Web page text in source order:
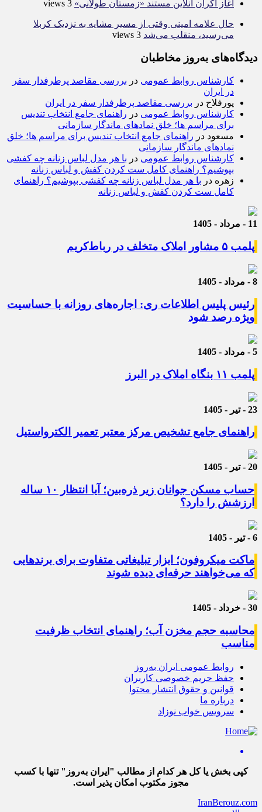
آغاز اکران آنلاین مستند «زمستان طولانی» 3 views
حال علامه امینی وقتی از مسیر مشایه به نزدیک کربلا
می‌رسید، منقلب می‌شد 3 views
دیدگاه‌های به‌روز مخاطبان
کارشناس روابط عمومی در بررسی مقاصد پرطرفدار سفر
در ایران
پورفلاح در بررسی مقاصد پرطرفدار سفر در ایران
کارشناس روابط عمومی در راهنمای جامع انتخاب تندیس
برای مراسم ها؛ خلق نمادهای ماندگار سازمانی
مسعود در راهنمای جامع انتخاب تندیس برای مراسم ها؛ خلق
نمادهای ماندگار سازمانی
کارشناس روابط عمومی در با هر مدل لباس زنانه چه کفشی
بپوشیم؟ راهنمای کامل ست کردن کفش و لباس زنانه
زهره در با هر مدل لباس زنانه چه کفشی بپوشیم؟ راهنمای
کامل ست کردن کفش و لباس زنانه
11 - مرداد - 1405
پلمب ۵ مشاور املاک متخلف در رباط‌کریم
8 - مرداد - 1405
رئیس پلیس اطلاعات ری: اجاره‌های روزانه با حساسیت
ویژه رصد شود
5 - مرداد - 1405
پلمب ۱۱ بنگاه املاک در البرز
23 - تیر - 1405
راهنمای جامع تشخیص مرکز معتبر تعمیر الکترواستیل
20 - تیر - 1405
حساب مسکن جوانان زیر ذره‌بین؛ آیا انتظار ۱۰ ساله
ارزشش را دارد؟
6 - تیر - 1405
ماکت میکروفون؛ ابزار تبلیغاتی متفاوت برای برندهایی
که می‌خواهند حرفه‌ای دیده شوند
30 - خرداد - 1405
محاسبه حجم مخزن آب؛ راهنمای انتخاب ظرفیت
مناسب
روابط عمومی ایران به‌روز
حفظ حریم خصوصی کاربران
قوانین و حقوق انتشار محتوا
درباره ما
سرویس خواب نوزاد
کپی بخش یا کل هر کدام از مطالب "ایران به‌روز" تنها با کسب
مجوز مکتوب امکان پذیر است.
IranBerouz.com